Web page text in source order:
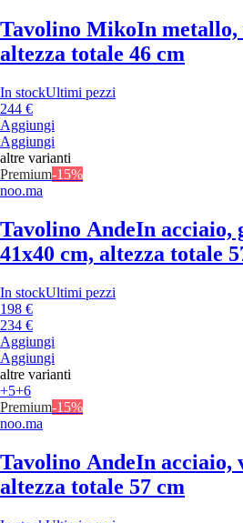
Tavolino MikoIn metallo,
altezza totale 46 cm
In stockUltimi pezzi
244 €
Aggiungi
Aggiungi
altre varianti
Premium-15%
noo.ma
Tavolino AndeIn acciaio,
41x40 cm, altezza totale
In stockUltimi pezzi
198 €
234 €
Aggiungi
Aggiungi
altre varianti
+5+6
Premium-15%
noo.ma
Tavolino AndeIn acciaio,
altezza totale 57 cm